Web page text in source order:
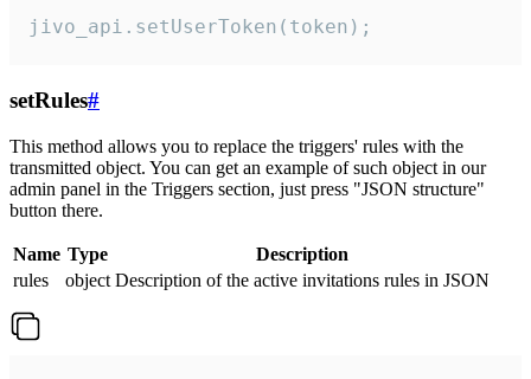
jivo_api.setUserToken(token);
setRules#
This method allows you to replace the triggers' rules with the
transmitted object. You can get an example of such object in our
admin panel in the Triggers section, just press "JSON structure"
button there.
Name Type
Description
rules
object Description of the active invitations rules in JSON